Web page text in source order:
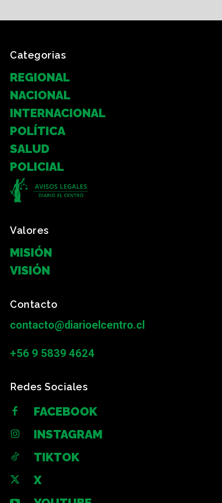
Categorias
REGIONAL
NACIONAL
INTERNACIONAL
POLÍTICA
SALUD
POLICIAL
Valores
MISIÓN
VISIÓN
Contacto
contacto@diarioelcentro.cl
+56 9 5839 4624
Redes Sociales
FACEBOOK
INSTAGRAM
TIKTOK
X